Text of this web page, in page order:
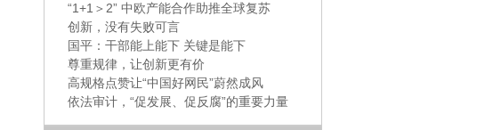
“1+1＞2” 中欧产能合作助推全球复苏
创新，没有失败可言
国平：干部能上能下 关键是能下
尊重规律，让创新更有价
高规格点赞让“中国好网民”蔚然成风
依法审计，“促发展、促反腐”的重要力量